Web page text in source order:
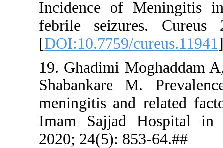
Incidence
febrile
[
19.
meningitis
Imam
2020;